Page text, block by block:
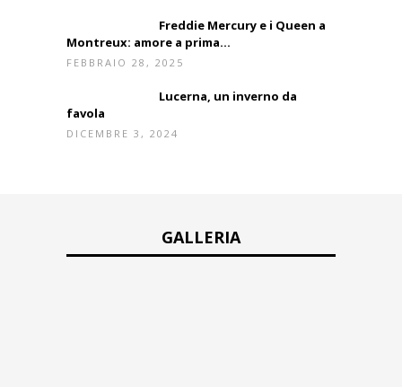
Freddie Mercury e i Queen a
Montreux: amore a prima...
FEBBRAIO 28, 2025
Lucerna, un inverno da
favola
DICEMBRE 3, 2024
GALLERIA